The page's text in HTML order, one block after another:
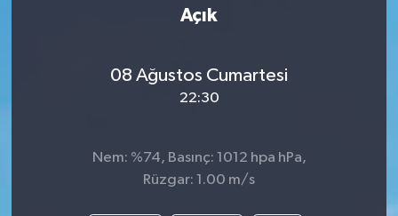
Açık
08 Ağustos Cumartesi
22:30
Nem: %74, Basınç: 1012 hpa hPa,
Rüzgar: 1.00 m/s
Akhisar Emlak
Etiketler
Röportaj
Yaşam
Kadın